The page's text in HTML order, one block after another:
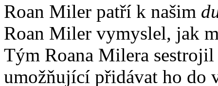
Roan Miler patří k našim
Roan Miler vymyslel, jak
Tým Roana Milera
umožňující přidávat ho do